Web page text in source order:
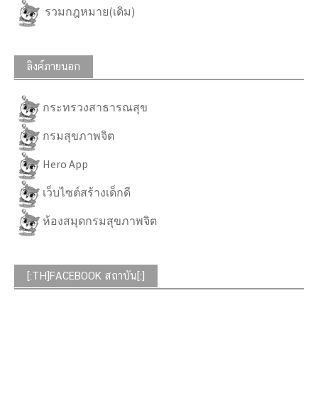
รวมกฎหมาย(เดิม)
ลิงค์ภายนอก
กระทรวงสาธารณสุข
กรมสุขภาพจิต
Hero App
เว็บไซต์สร้างเด็กดี
ห้องสมุดกรมสุขภาพจิต
[:TH]FACEBOOK สถาบัน[:]